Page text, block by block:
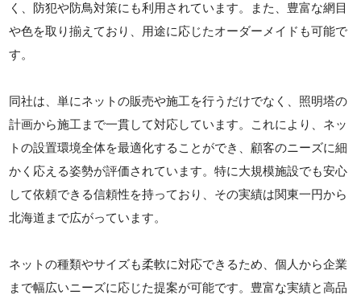
く、防犯や防鳥対策にも利用されています。また、豊富な網目
や色を取り揃えており、用途に応じたオーダーメイドも可能で
す。
同社は、単にネットの販売や施工を行うだけでなく、照明塔の
計画から施工まで一貫して対応しています。これにより、ネッ
トの設置環境全体を最適化することができ、顧客のニーズに細
かく応える姿勢が評価されています。特に大規模施設でも安心
して依頼できる信頼性を持っており、その実績は関東一円から
北海道まで広がっています。
ネットの種類やサイズも柔軟に対応できるため、個人から企業
まで幅広いニーズに応じた提案が可能です。豊富な実績と高品